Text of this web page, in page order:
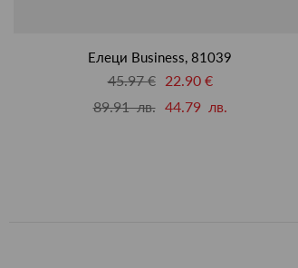
Елеци Business, 81039
45.97 €
22.90 €
89.91 лв. 44.79 лв.